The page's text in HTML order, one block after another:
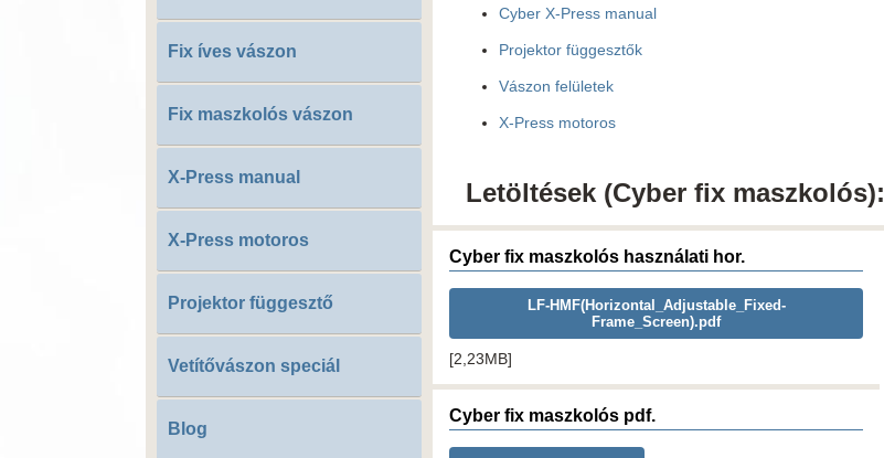
Fix íves vászon
Fix maszkolós vászon
X-Press manual
X-Press motoros
Projektor függesztő
Vetítővászon speciál
Blog
Cyber X-Press manual
Projektor függesztők
Vászon felületek
X-Press motoros
Letöltések (Cyber fix maszkolós):
Cyber fix maszkolós használati hor.
LF-HMF(Horizontal_Adjustable_Fixed-
Frame_Screen).pdf
[2,23MB]
Cyber fix maszkolós pdf.